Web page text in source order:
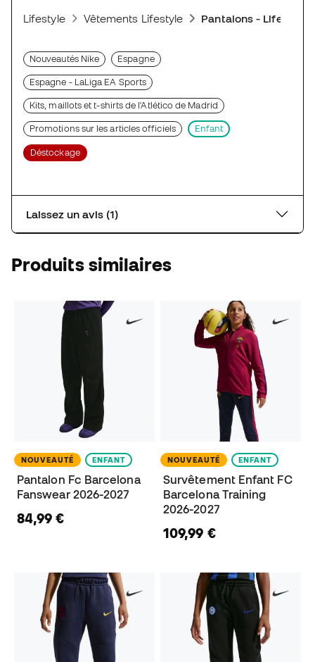
Lifestyle Vêtements Lifestyle Pantalons - Lifestyle
Nouveautés Nike Espagne
Espagne - LaLiga EA Sports
Kits, maillots et t-shirts de l'Atlético de Madrid
Promotions sur les articles officiels Enfant
Déstockage
Laissez un avis (1)
Produits similaires
NOUVEAUTÉ ENFANT
Pantalon Fc Barcelona
Fanswear 2026-2027
84,99 €
NOUVEAUTÉ ENFANT
Survêtement Enfant FC
Barcelona Training
2026-2027
109,99 €